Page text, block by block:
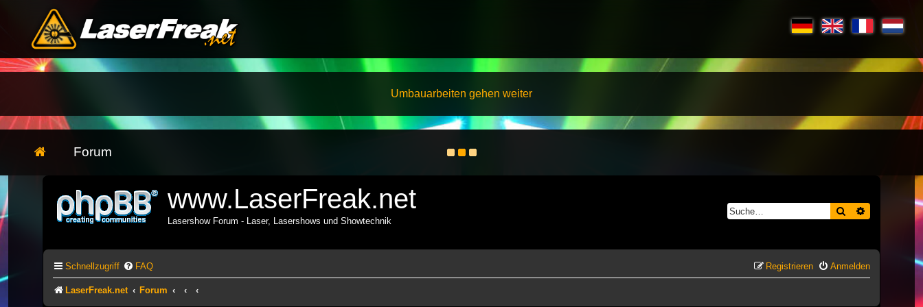
Umbauarbeiten gehen weiter
Forum
www.LaserFreak.net
Lasershow Forum - Laser, Lasershows und Showtechnik
Suche Erweiterte
Schnellzugriff FAQ Anmelden
Registrieren
LaserFreak.net Forum